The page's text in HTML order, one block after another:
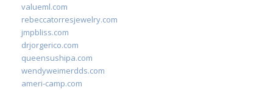
valueml.com
rebeccatorresjewelry.com
jmpbliss.com
drjorgerico.com
queensushipa.com
wendyweimerdds.com
ameri-camp.com